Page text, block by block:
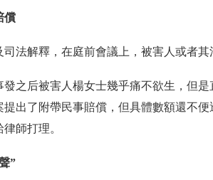
償
解釋，在庭前會議上，被害人或者其
后被害人楊女士幾乎痛不欲生，但是
出了附帶民事賠償，但具體數額還不
師打理。
”